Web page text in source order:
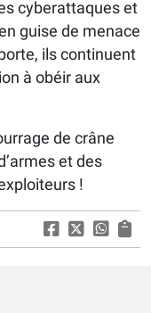
cyberattaques et
guise de menace
ils continuent
à obéir aux
de crâne
et des
!